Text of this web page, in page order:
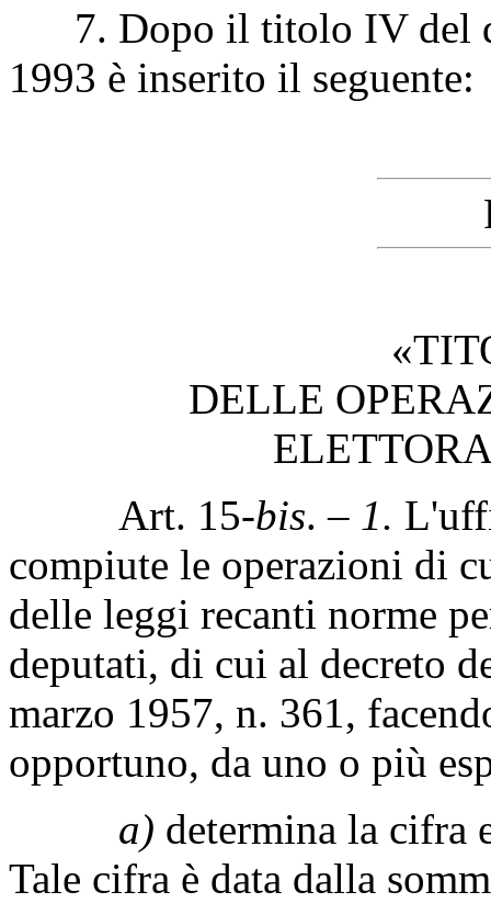
7. Dopo il titolo IV del
1993 è inserito il seguente:
DELLE
Art. 15-bis. – 1.
compiute le operazioni di
delle leggi recanti norme
deputati, di cui al decreto
marzo 1957, n. 361,
opportuno, da uno o più
a) determina la cifra
Tale cifra è data dalla